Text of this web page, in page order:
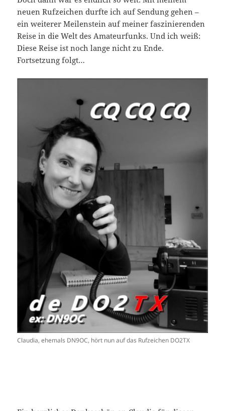
neuen Rufzeichen durfte ich auf Sendung gehen –
ein weiterer Meilenstein auf meiner faszinierenden
Reise in die Welt des Amateurfunks. Und ich weiß:
Diese Reise ist noch lange nicht zu Ende.
Fortsetzung folgt…
Claudia, ehemals DN9OC, hört nun auf das Rufzeichen DO2TX